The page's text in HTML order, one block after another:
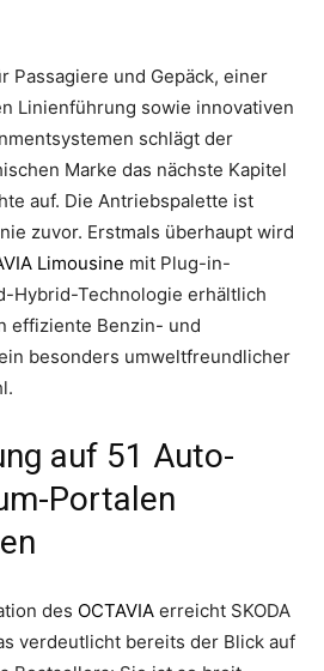
Passagiere und Gepäck, einer
Linienführung sowie innovativen
schlägt der
Marke das nächste Kapitel
auf. Die Antriebspalette ist
zuvor. Erstmals überhaupt wird
Limousine mit Plug-in-
Hybrid-Technologie erhältlich
effiziente Benzin- und
besonders umweltfreundlicher
auf 51 Auto-
Portalen
des OCTAVIA erreicht SKODA
verdeutlicht bereits der Blick auf